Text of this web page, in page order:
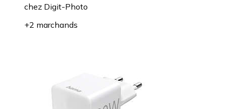
chez Digit-Photo
+2 marchands